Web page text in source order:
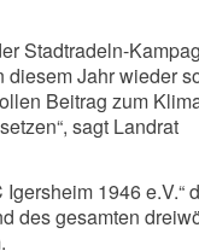
Stadtradeln-
diesem Jahr wieder
Beitrag zum
sagt Landrat
1946 e.V.“
des gesamten